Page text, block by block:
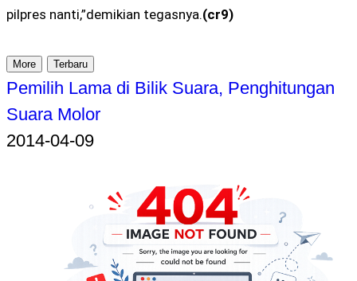
pilpres nanti,”demikian tegasnya.(cr9)
More Terbaru
Pemilih Lama di Bilik Suara, Penghitungan
Suara Molor
2014-04-09